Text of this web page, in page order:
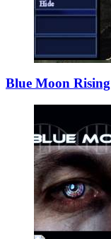
Blue Moon Rising